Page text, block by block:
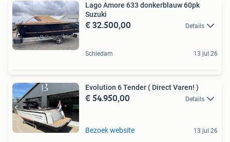
Lago Amore 633 donkerblauw 60pk
Suzuki
€ 32.500,00 Details
Schiedam 13 jul 26
Evolution 6 Tender ( Direct Varen! )
€ 54.950,00 Details
Bezoek website 13 jul 26